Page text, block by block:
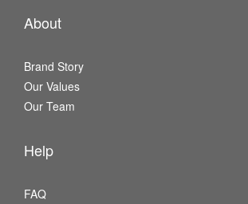
About
Brand Story
Our Values
Our Team
Help
FAQ